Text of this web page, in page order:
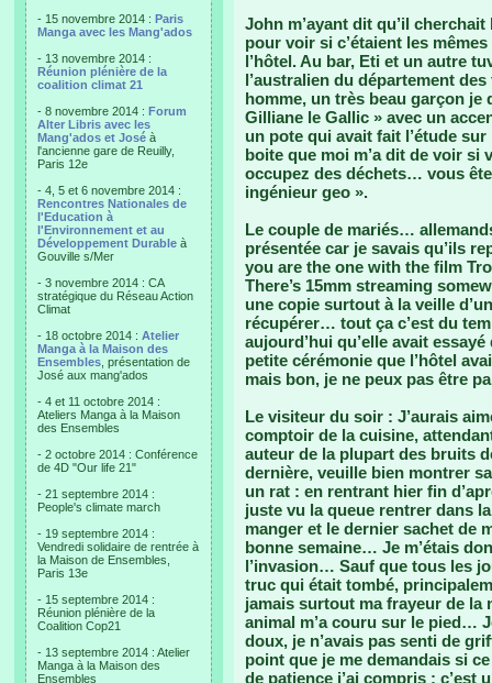
- 15 novembre 2014 : Paris
Manga avec les Mang'ados
- 13 novembre 2014 :
Réunion plénière de la
coalition climat 21
- 8 novembre 2014 : Forum
Alter Libris avec les
Mang'ados et José à
l'ancienne gare de Reuilly,
Paris 12e
- 4, 5 et 6 novembre 2014 :
Rencontres Nationales de
l'Education à
l'Environnement et au
Développement Durable à
Gouville s/Mer
- 3 novembre 2014 : CA
stratégique du Réseau Action
Climat
- 18 octobre 2014 : Atelier
Manga à la Maison des
Ensembles , présentation de
José aux mang'ados
- 4 et 11 octobre 2014 :
Ateliers Manga à la Maison
des Ensembles
- 2 octobre 2014 : Conférence
de 4D "Our life 21"
- 21 septembre 2014 :
People's climate march
- 19 septembre 2014 :
Vendredi solidaire de rentrée à
la Maison de Ensembles,
Paris 13e
- 15 septembre 2014 :
Réunion plénière de la
Coalition Cop21
- 13 septembre 2014 : Atelier
Manga à la Maison des
Ensembles
John m’ayant dit qu’il
pour voir si c’étaient les
l’hôtel. Au bar, Eti et un autre
l’australien du département
homme, un très beau garçon je
Gilliane le Gallic » avec un
un pote qui avait fait l’étude
boite que moi m’a dit de voir si
occupez des déchets… vous
ingénieur geo ».
Le couple de mariés…
présentée car je savais qu’ils
you are the one with the film
There’s 15mm streaming
une copie surtout à la veille
récupérer… tout ça c’est du
aujourd’hui qu’elle avait
petite cérémonie que l’hôtel
mais bon, je ne peux pas être
Le visiteur du soir : J’aurais
comptoir de la cuisine,
auteur de la plupart des bruits
dernière, veuille bien montrer
un rat : en rentrant hier fin
juste vu la queue rentrer dans
manger et le dernier sachet de
bonne semaine… Je m’étais
l’invasion… Sauf que tous les
truc qui était tombé,
jamais surtout ma frayeur de la
animal m’a couru sur le pied…
doux, je n’avais pas senti de
point que je me demandais si
de patience j’ai compris :